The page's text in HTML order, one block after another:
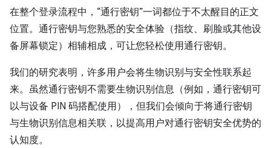
在整个登录流程中，“通行密钥”一词都位于不太醒目的正文
位置。通行密钥与您熟悉的安全体验（指纹、刷脸或其他设
备屏幕锁定）相辅相成，可让您轻松使用通行密钥。
我们的研究表明，许多用户会将生物识别与安全性联系起
来。虽然通行密钥不需要生物识别信息（例如，通行密钥可
以与设备 PIN 码搭配使用），但我们会倾向于将通行密钥
与生物识别信息相关联，以提高用户对通行密钥安全优势的
认知度。